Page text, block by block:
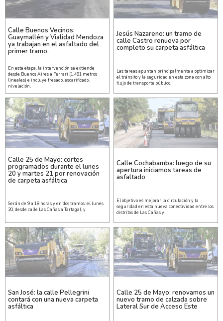
Calle Buenos Vecinos:
Guaymallén y Vialidad Mendoza
ya trabajan en el asfaltado del
primer tramo.
En esta etapa, la intervención se extiende
desde Buenos Aires a Ferrari (1.481 metros
lineales) e incluye fresado, escarificado,
nivelación,
Jesús Nazareno: un tramo de
calle Castro renueva por
completo su carpeta asfáltica
Las tareas apuntan principalmente a optimizar
el tránsito y la seguridad en esta zona con alto
flujo de transporte público.
Calle 25 de Mayo: cortes
programados durante el lunes
20 y martes 21 por renovación
de carpeta asfáltica
Serán de 9 a 18 horas y en dos tramos: el lunes
20, desde calle Las Cañas a Tartagal, y
Calle Cochabamba: luego de su
apertura iniciamos tareas de
asfaltado
El objetivo es mejorar la circulación y la
seguridad en esta nueva conectividad entre los
distritos de Las Cañas y
San José: la calle Pellegrini
contará con una nueva carpeta
asfáltica
Calle 25 de Mayo: renovamos un
nuevo tramo de calzada sobre
Lateral Sur de Acceso Este